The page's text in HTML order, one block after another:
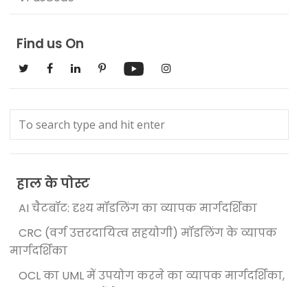
Find us On
हाल के पोस्ट
AI चैटबॉट: दृश्य मॉडलिंग का व्यापक मार्गदर्शिका
CRC (वर्ग उत्तरदायित्व सहयोगी) मॉडलिंग के व्यापक
मार्गदर्शिका
OCL का UML में उपयोग करने का व्यापक मार्गदर्शिका,